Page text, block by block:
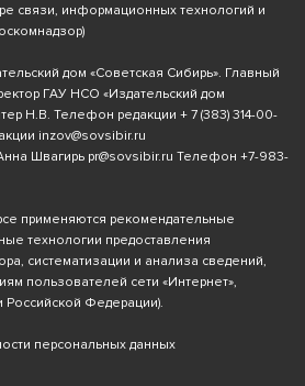
связи, информационных технологий и
дом «Советская Сибирь». Главный
ГАУ НСО «Издательский дом
Н.В. Телефон редакции + 7 (383) 314-00-
inzov@sovsibir.ru
Швагирь pr@sovsibir.ru Телефон +7-983-
применяются рекомендательные
технологии предоставления
систематизации и анализа сведений,
пользователей сети «Интернет»,
Российской Федерации).
персональных данных